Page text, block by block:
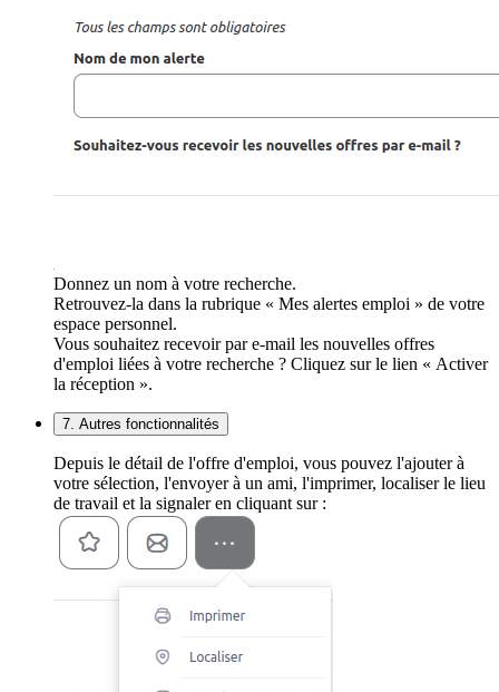
Donnez un nom à votre recherche.
Retrouvez-la dans la rubrique « Mes alertes emploi » de votre
espace personnel.
Vous souhaitez recevoir par e-mail les nouvelles offres
d'emploi liées à votre recherche ? Cliquez sur le lien « Activer
la réception ».
7. Autres fonctionnalités
Depuis le détail de l'offre d'emploi, vous pouvez l'ajouter à
votre sélection, l'envoyer à un ami, l'imprimer, localiser le lieu
de travail et la signaler en cliquant sur :